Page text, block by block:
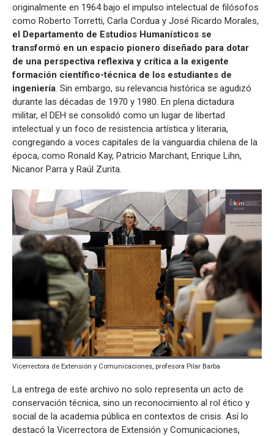
originalmente en 1964 bajo el impulso intelectual de filósofos
como Roberto Torretti, Carla Cordua y José Ricardo Morales,
el Departamento de Estudios Humanísticos se
transformó en un espacio pionero diseñado para dotar
de una perspectiva reflexiva y crítica a la exigente
formación científico-técnica de los estudiantes de
ingeniería . Sin embargo, su relevancia histórica se agudizó
durante las décadas de 1970 y 1980. En plena dictadura
militar, el DEH se consolidó como un lugar de libertad
intelectual y un foco de resistencia artística y literaria,
congregando a voces capitales de la vanguardia chilena de la
época, como Ronald Kay, Patricio Marchant, Enrique Lihn,
Nicanor Parra y Raúl Zurita.
Vicerrectora de Extensión y Comunicaciones, profesora Pilar Barba
La entrega de este archivo no solo representa un acto de
conservación técnica, sino un reconocimiento al rol ético y
social de la academia pública en contextos de crisis. Así lo
destacó la Vicerrectora de Extensión y Comunicaciones,